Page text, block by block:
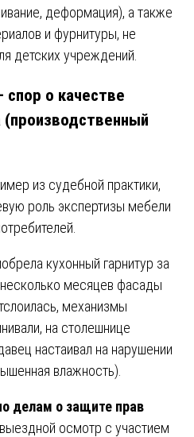
деформация), а также
и фурнитуры, не
детских учреждений.
о качестве
(производственный
из судебной практики,
роль экспертизы мебели
кухонный гарнитур за
месяцев фасады
механизмы
на столешнице
настаивал на нарушении
влажность).
делам о защите прав
осмотр с участием